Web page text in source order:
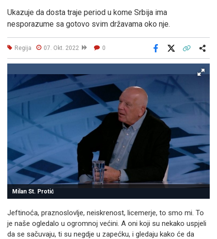
Ukazuje da dosta traje period u kome Srbija ima
nesporazume sa gotovo svim državama oko nje.
Regija 07. Okt. 2022 0
Facebook
Milan St. Protić
Jeftinoća, praznoslovlje, neiskrenost, licemerje, to smo mi. To
je naše ogledalo u ogromnoj većini. A oni koji su nekako uspjeli
da se sačuvaju, ti su negdje u zapećku, i gledaju kako će da